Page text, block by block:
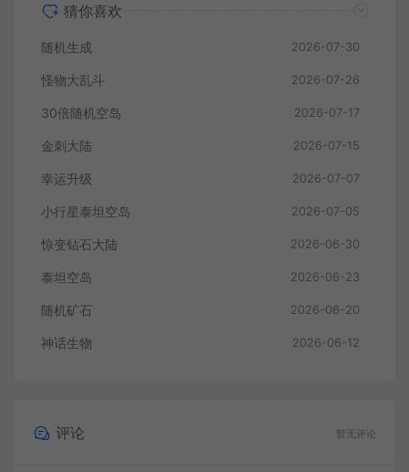
猜你喜欢
随机生成 2026-07-30
怪物大乱斗 2026-07-26
30倍随机空岛 2026-07-17
金刺大陆 2026-07-15
幸运升级 2026-07-07
小行星泰坦空岛 2026-07-05
惊变钻石大陆 2026-06-30
泰坦空岛 2026-06-23
随机矿石 2026-06-20
神话生物 2026-06-12
评论 暂无评论